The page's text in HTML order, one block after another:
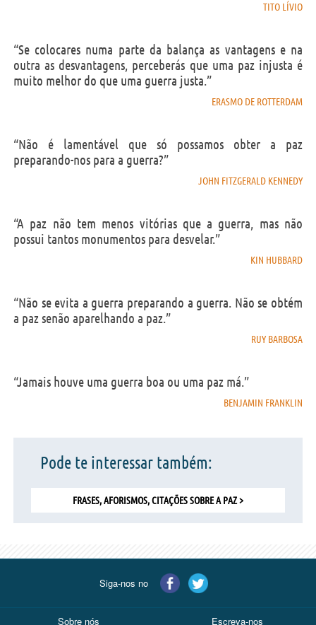
TITO LÍVIO
“Se colocares numa parte da balança as vantagens e na
outra as desvantagens, perceberás que uma paz injusta é
muito melhor do que uma guerra justa.”
ERASMO DE ROTTERDAM
“Não é lamentável que só possamos obter a paz
preparando-nos para a guerra?”
JOHN FITZGERALD KENNEDY
“A paz não tem menos vitórias que a guerra, mas não
possui tantos monumentos para desvelar.”
KIN HUBBARD
“Não se evita a guerra preparando a guerra. Não se obtém
a paz senão aparelhando a paz.”
RUY BARBOSA
“Jamais houve uma guerra boa ou uma paz má.”
BENJAMIN FRANKLIN
Pode te interessar também:
FRASES, AFORISMOS, CITAÇÕES SOBRE A PAZ >
Siga-nos no
Sobre nós Escreva-nos